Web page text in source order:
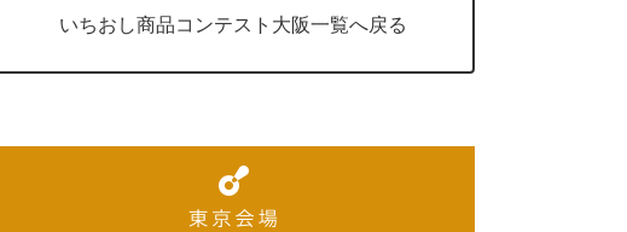
いちおし商品コンテスト大阪一覧へ戻る